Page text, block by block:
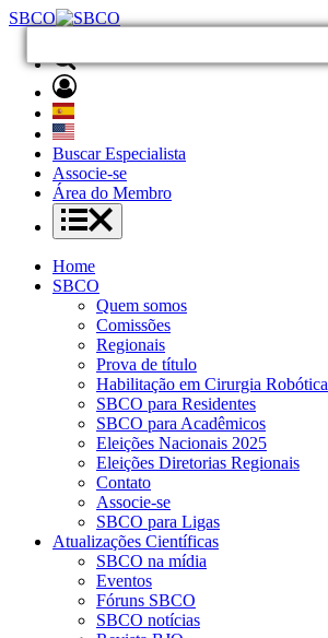
SBCO
Buscar Especialista
Associe-se
Área do Membro
Home
SBCO
Quem somos
Comissões
Regionais
Prova de título
Habilitação em Cirurgia Robótica
SBCO para Residentes
SBCO para Acadêmicos
Eleições Nacionais 2025
Eleições Diretorias Regionais
Contato
Associe-se
SBCO para Ligas
Atualizações Científicas
SBCO na mídia
Eventos
Fóruns SBCO
SBCO notícias